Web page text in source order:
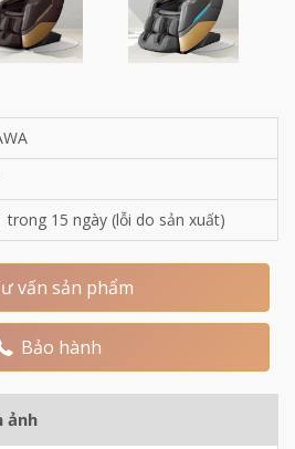
trong 15 ngày (lỗi do sản xuất)
vấn sản phẩm
Bảo hành
ảnh